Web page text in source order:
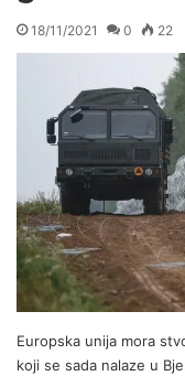
18/11/2021 0 22
Europska unija mora
koji se sada nalaze u